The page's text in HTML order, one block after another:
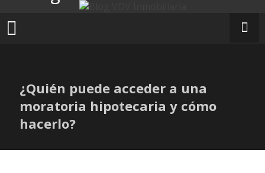
contenido
¿Quién puede acceder a una
moratoria hipotecaria y cómo
hacerlo?